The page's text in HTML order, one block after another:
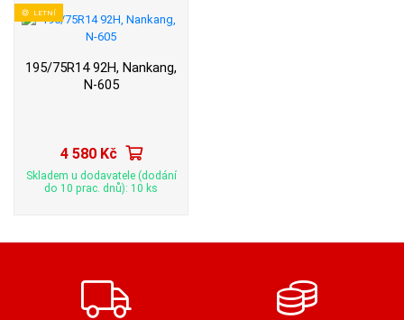
LETNÍ
195/75R14 92H, Nankang,
N-605
4 580 Kč
Skladem u dodavatele (dodání
do 10 prac. dnů): 10 ks